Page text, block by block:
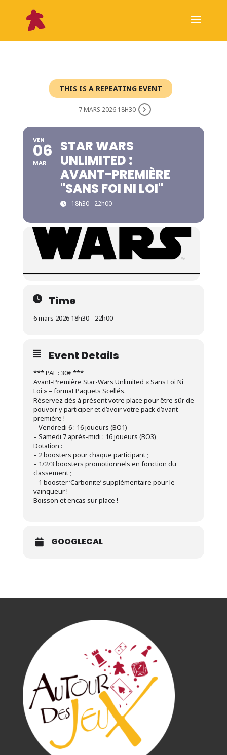
THIS IS A REPEATING EVENT
7 MARS 2026 18H30
VEN
06
MAR
STAR WARS
UNLIMITED :
AVANT-PREMIÈRE
"SANS FOI NI LOI"
18h30 - 22h00
Time
6 mars 2026 18h30 - 22h00
Event Details
*** PAF : 30€ ***
Avant-Première Star-Wars Unlimited « Sans Foi Ni
Loi » – format Paquets Scellés.
Réservez dès à présent votre place pour être sûr de
pouvoir y participer et d’avoir votre pack d’avant-
première !
– Vendredi 6 : 16 joueurs (BO1)
– Samedi 7 après-midi : 16 joueurs (BO3)
Dotation :
– 2 boosters pour chaque participant ;
– 1/2/3 boosters promotionnels en fonction du
classement ;
– 1 booster ‘Carbonite’ supplémentaire pour le
vainqueur !
Boisson et encas sur place !
GOOGLECAL